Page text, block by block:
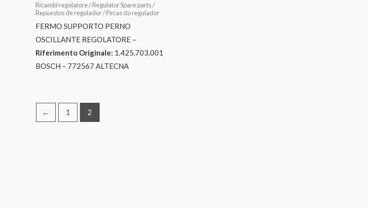
Ricambi regolatore / Regulator Spare parts /
Repuestos de regulador / Pecas do regulador
FERMO SUPPORTO PERNO
OSCILLANTE REGOLATORE –
Riferimento Originale: 1.425.703.001
BOSCH – 772567 ALTECNA
← 1 2